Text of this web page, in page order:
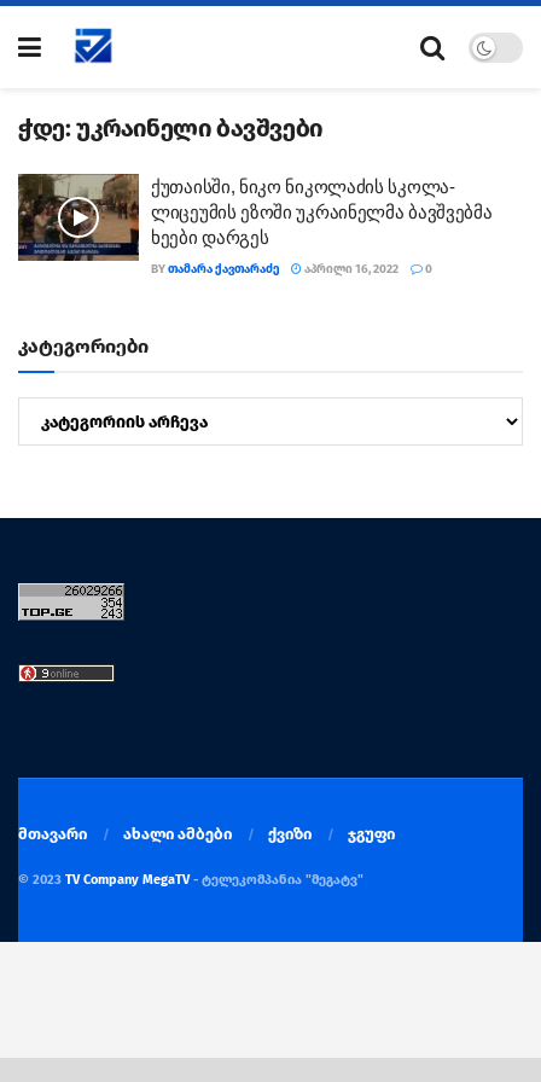
ჭდე:უკრაინელი ბავშვები
ქუთაისში, ნიკო ნიკოლაძის სკოლა-
ლიცეუმის ეზოში უკრაინელმა ბავშვებმა
ხეები დარგეს
BYᲗᲐᲛᲐᲠᲐ ᲥᲐᲕᲗᲐᲠᲐᲫᲔ ᲐᲞᲠᲘᲚᲘ 16, 2022 0
კატეგორიები
მთავარი ახალი ამბები ქვიზი ჯგუფი
© 2023 TV Company MegaTV- ტელეკომპანია "მეგატვ"